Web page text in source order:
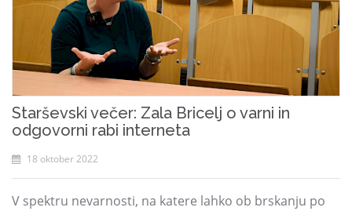
Starševski večer: Zala Bricelj o varni in
odgovorni rabi interneta
18 oktober 2022
V spektru nevarnosti, na katere lahko ob brskanju po